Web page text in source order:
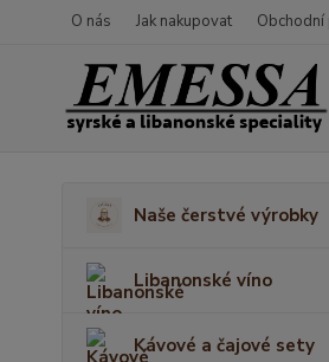
O nás Jak nakupovat
Naše čerstvé výrobky
Libanonské víno
Kávové a čajové sety